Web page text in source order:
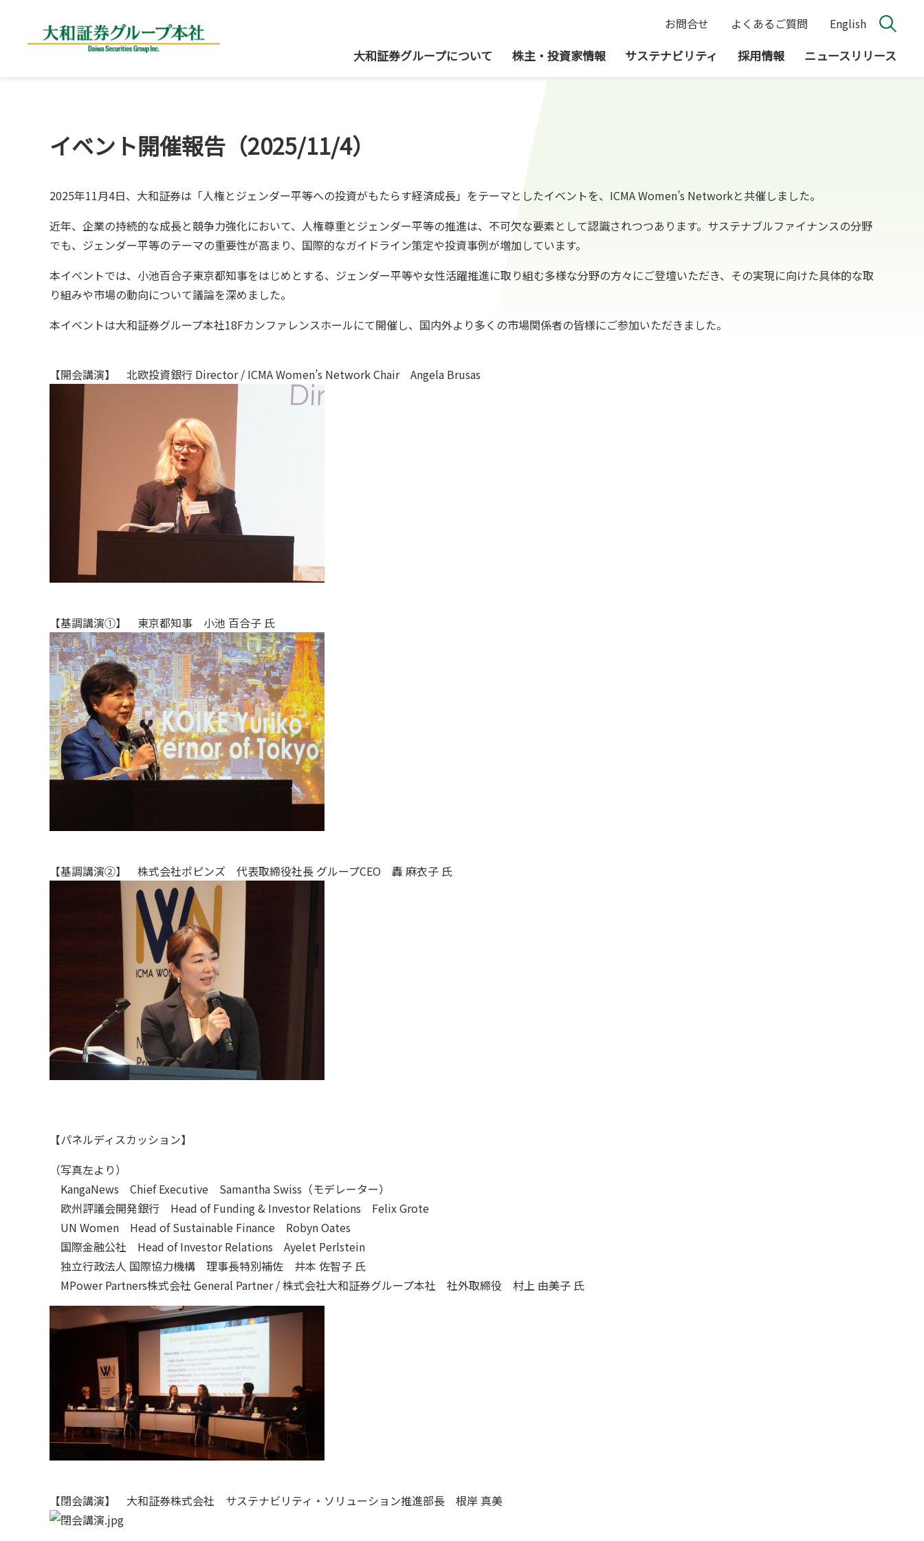
お問合せ よくあるご質問 English
大和証券グループについて 株主・投資家情報 サステナビリティ 採用情報 ニュースリリース
イベント開催報告（2025/11/4）
2025年11月4日、大和証券は「人権とジェンダー平等への投資がもたらす経済成長」をテーマとしたイベントを、ICMA Women’s Networkと共催しました。
近年、企業の持続的な成長と競争力強化において、人権尊重とジェンダー平等の推進は、不可欠な要素として認識されつつあります。サステナブルファイナンスの分野
でも、ジェンダー平等のテーマの重要性が高まり、国際的なガイドライン策定や投資事例が増加しています。
本イベントでは、小池百合子東京都知事をはじめとする、ジェンダー平等や女性活躍推進に取り組む多様な分野の方々にご登壇いただき、その実現に向けた具体的な取
り組みや市場の動向について議論を深めました。
本イベントは大和証券グループ本社18Fカンファレンスホールにて開催し、国内外より多くの市場関係者の皆様にご参加いただきました。
【開会講演】 北欧投資銀行 Director / ICMA Women’s Network Chair Angela Brusas
【基調講演①】 東京都知事 小池 百合子 氏
【基調講演②】 株式会社ポピンズ 代表取締役社長 グループCEO 轟 麻衣子 氏
【パネルディスカッション】
（写真左より）
KangaNews Chief Executive Samantha Swiss（モデレーター）
欧州評議会開発銀行 Head of Funding & Investor Relations Felix Grote
UN Women Head of Sustainable Finance Robyn Oates
国際金融公社 Head of Investor Relations Ayelet Perlstein
独立行政法人 国際協力機構 理事長特別補佐 井本 佐智子 氏
MPower Partners株式会社 General Partner / 株式会社大和証券グループ本社 社外取締役 村上 由美子 氏
【閉会講演】 大和証券株式会社 サステナビリティ・ソリューション推進部長 根岸 真美